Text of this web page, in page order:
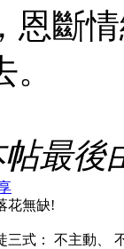
恩斷
。
最後
花無缺!
三式： 不主動、